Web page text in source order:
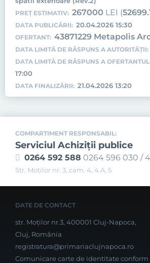
PREȚ ESTIMATIV: 267000 LEI (
DATA PUBLICĂRII: 20.04.2026 15:30
OFERTANT: 43871229 Metapolis
DATA LIMITĂ DE RĂSPUNS A AUTORITĂȚII:
DATA LIMITĂ DE RĂSPUNS A
17:00
DATA FINALIZĂRII: 21.04.2026 13:20
COMPARTIMENT RESPONSABIL:
Serviciul Achiziţii publice
0264 592 588 0264 596 030 /
Str. Moţilor nr. 3, cam. 4, 4 A, 5
DATE DE CONTACT
str. Moților nr.3, 400001 Cluj-Napoca,
Cluj, România
registratura@primariaclujnapoca.ro
Comunicare carte de identitate conform